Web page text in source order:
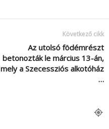
Következő cikk
Az utolsó födémrészt
betonozták le március 13-án,
mely a Szecessziós alkotóház
…